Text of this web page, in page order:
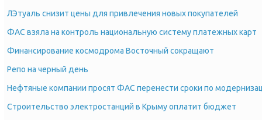
ЛЭтуаль снизит цены для привлечения новых покупателей
ФАС взяла на контроль национальную систему платежных карт
Финансирование космодрома Восточный сокращают
Репо на черный день
Нефтяные компании просят ФАС перенести сроки по
Строительство электростанций в Крыму оплатит бюджет